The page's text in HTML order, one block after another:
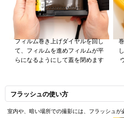
フィルム巻き上げダイヤルを回し
て、フィルムを進めフィルムが平
らになるようにして蓋を閉めます
フラッシュの使い方
室内や、暗い場所での撮影には、フラッシュが